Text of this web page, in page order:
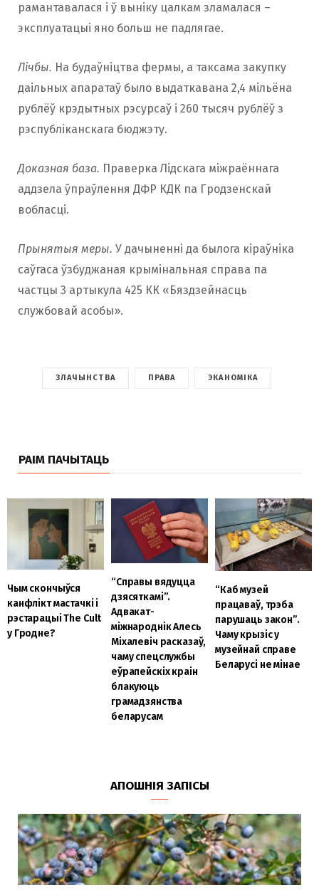
рамантавалася і ў выніку цалкам зламалася –
эксплуатацыі яно больш не падлягае.
Лічбы. На будаўніцтва фермы, а таксама закупку
даільных апаратаў было выдаткавана 2,4 мільёна
рублёў крэдытных рэсурсаў і 260 тысяч рублёў з
рэспубліканскага бюджэту.
Доказная база. Праверка Лідскага міжраённага
аддзела ўпраўлення ДФР КДК па Гродзенскай
вобласці.
Прынятыя меры. У дачыненні да былога кіраўніка
саўгаса ўзбуджаная крымінальная справа па
частцы 3 артыкула 425 КК «Бяздзейнасць
службовай асобы».
ЗЛАЧЫНСТВА ПРАВА ЭКАНОМІКА
РАІМ ПАЧЫТАЦЬ
Чым скончыўся
канфлікт мастачкі і
рэстарацыі The Cult
у Гродне?
“Справы вядуцца
дзясяткамі”.
Адвакат-
міжнароднік Алесь
Міхалевіч расказаў,
чаму спецслужбы
еўрапейскіх краін
блакуюць
грамадзянства
беларусам
“Каб музей
працаваў, трэба
парушаць закон”.
Чаму крызіс у
музейнай справе
Беларусі не мінае
АПОШНІЯ ЗАПІСЫ